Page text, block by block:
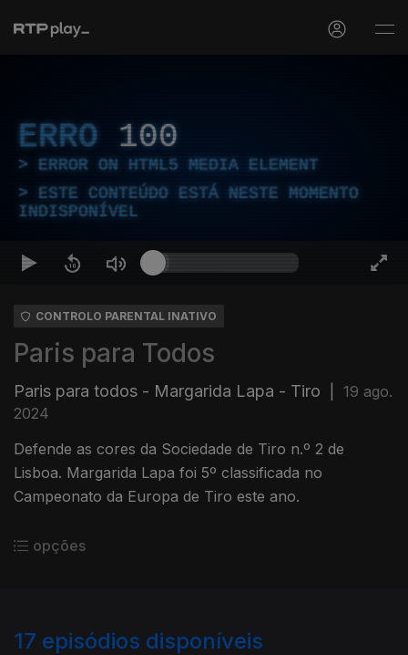
ERRO 100
ERROR ON HTML5 MEDIA ELEMENT
ESTE CONTEÚDO ESTÁ NESTE MOMENTO
INDISPONÍVEL
CONTROLO PARENTAL INATIVO
Paris para Todos
Paris para todos - Margarida Lapa - Tiro
19 ago.
2024
Defende as cores da Sociedade de Tiro n.º 2 de
Lisboa. Margarida Lapa foi 5º classificada no
Campeonato da Europa de Tiro este ano.
opções
17 episódios disponíveis